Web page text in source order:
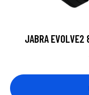
JABRA EVOLVE2